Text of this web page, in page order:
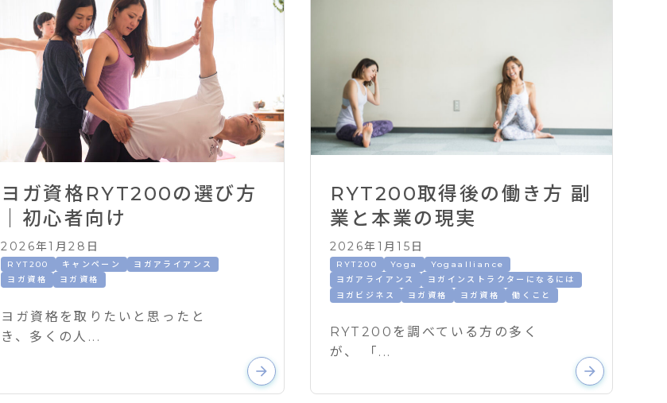
ヨガ資格RYT200の選び方
｜初心者向け
2026年1月28日
RYT200 キャンペーン
ヨガアライアンス
ヨガ資格
ヨガ資格
ヨガ資格を取りたいと思ったと
き、多くの人...
arrow_forward
RYT200取得後の働き方 副
業と本業の現実
2026年1月15日
RYT200 Yoga
Yogaalliance
ヨガアライアンス
ヨガインストラクターになるには
ヨガビジネス
ヨガ資格 ヨガ資格 働くこと
RYT200を調べている方の多く
が、 「...
arrow_forward